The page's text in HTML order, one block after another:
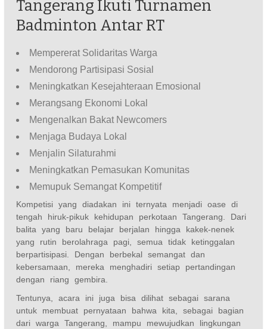
Tangerang Ikuti Turnamen
Badminton Antar RT
Mempererat Solidaritas Warga
Mendorong Partisipasi Sosial
Meningkatkan Kesejahteraan Emosional
Merangsang Ekonomi Lokal
Mengenalkan Bakat Newcomers
Menjaga Budaya Lokal
Menjalin Silaturahmi
Meningkatkan Pemasukan Komunitas
Memupuk Semangat Kompetitif
Kompetisi yang diadakan ini ternyata menjadi oase di
tengah hiruk-pikuk kehidupan perkotaan Tangerang. Dari
balita yang baru belajar berjalan hingga kakek-nenek
yang rutin berolahraga pagi, semua tidak ketinggalan
berpartisipasi. Dengan berbekal semangat dan
kebersamaan, mereka menghadiri setiap pertandingan
dengan riang gembira.
Tentunya, acara ini juga bisa dilihat sebagai sarana
untuk membuat pernyataan bahwa kita, sebagai bagian
dari warga Tangerang, mampu mewujudkan lingkungan